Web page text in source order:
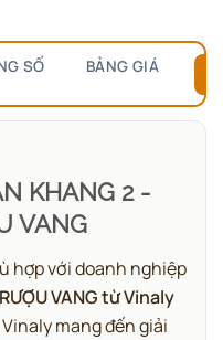
SỐ BẢNG GIÁ
KHANG 2 -
VANG
hợp với doanh nghiệp
VANG từ Vinaly
Vinaly mang đến giải